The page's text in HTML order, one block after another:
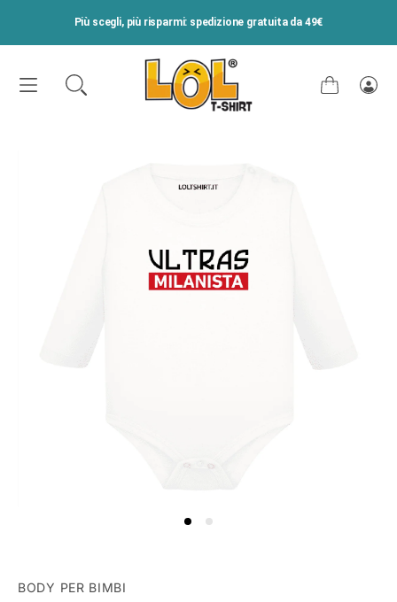
Più scegli, più risparmi: spedizione gratuita da 49€
Carrello
BODY PER BIMBI